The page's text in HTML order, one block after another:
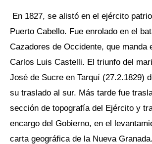
En 1827, se alistó en el ejército
Puerto Cabello. Fue enrolado en el
Cazadores de Occidente, que manda
Carlos Luis Castelli. El triunfo del
José de Sucre en Tarquí (27.2.1829)
su traslado al sur. Más tarde fue
sección de topografía del Ejército y
encargo del Gobierno, en el
carta geográfica de la Nueva